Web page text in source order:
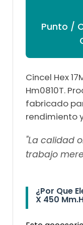
Punto /
Cincel Hex
Hm0810T.
fabricado
rendimiento
"La calidad
trabajo
¿Por Que
X 450